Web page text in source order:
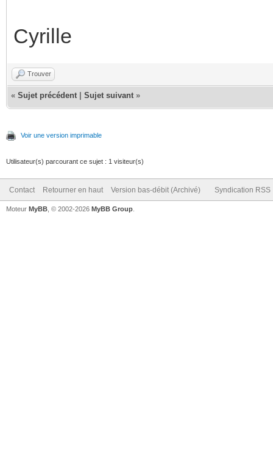
Cyrille
Trouver
« Sujet précédent Sujet suivant »
Voir une version imprimable
Utilisateur(s) parcourant ce sujet : 1 visiteur(s)
Contact Retourner en haut Version bas-débit (Archivé) Syndication RSS
Moteur MyBB , © 2002-2026 MyBB Group